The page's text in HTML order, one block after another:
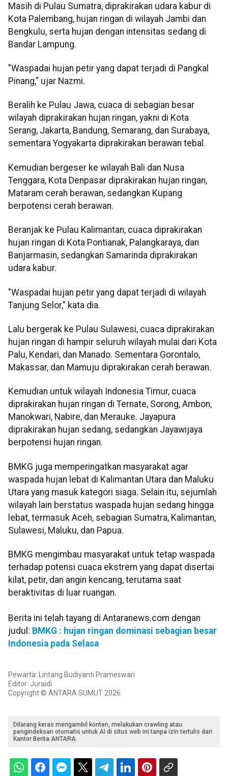
Masih di Pulau Sumatra, diprakirakan udara kabur di
Kota Palembang, hujan ringan di wilayah Jambi dan
Bengkulu, serta hujan dengan intensitas sedang di
Bandar Lampung.
"Waspadai hujan petir yang dapat terjadi di Pangkal
Pinang," ujar Nazmi.
Beralih ke Pulau Jawa, cuaca di sebagian besar
wilayah diprakirakan hujan ringan, yakni di Kota
Serang, Jakarta, Bandung, Semarang, dan Surabaya,
sementara Yogyakarta diprakirakan berawan tebal.
Kemudian bergeser ke wilayah Bali dan Nusa
Tenggara, Kota Denpasar diprakirakan hujan ringan,
Mataram cerah berawan, sedangkan Kupang
berpotensi cerah berawan.
Beranjak ke Pulau Kalimantan, cuaca diprakirakan
hujan ringan di Kota Pontianak, Palangkaraya, dan
Banjarmasin, sedangkan Samarinda diprakirakan
udara kabur.
"Waspadai hujan petir yang dapat terjadi di wilayah
Tanjung Selor," kata dia.
Lalu bergerak ke Pulau Sulawesi, cuaca diprakirakan
hujan ringan di hampir seluruh wilayah mulai dari Kota
Palu, Kendari, dan Manado. Sementara Gorontalo,
Makassar, dan Mamuju diprakirakan cerah berawan.
Kemudian untuk wilayah Indonesia Timur, cuaca
diprakirakan hujan ringan di Ternate, Sorong, Ambon,
Manokwari, Nabire, dan Merauke. Jayapura
diprakirakan hujan sedang, sedangkan Jayawijaya
berpotensi hujan ringan.
BMKG juga memperingatkan masyarakat agar
waspada hujan lebat di Kalimantan Utara dan Maluku
Utara yang masuk kategori siaga. Selain itu, sejumlah
wilayah lain berstatus waspada hujan sedang hingga
lebat, termasuk Aceh, sebagian Sumatra, Kalimantan,
Sulawesi, Maluku, dan Papua.
BMKG mengimbau masyarakat untuk tetap waspada
terhadap potensi cuaca ekstrem yang dapat disertai
kilat, petir, dan angin kencang, terutama saat
beraktivitas di luar ruangan.
Berita ini telah tayang di Antaranews.com dengan
judul: BMKG : hujan ringan dominasi sebagian besar
Indonesia pada Selasa
Pewarta: Lintang Budiyanti Prameswari
Editor: Juraidi
Copyright © ANTARA SUMUT 2026
Dilarang keras mengambil konten, melakukan crawling atau
pengindeksan otomatis untuk AI di situs web ini tanpa izin tertulis dari
Kantor Berita ANTARA.